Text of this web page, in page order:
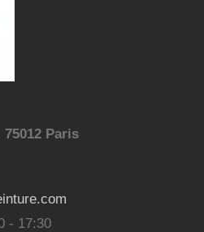
75012 Paris
- 17:30